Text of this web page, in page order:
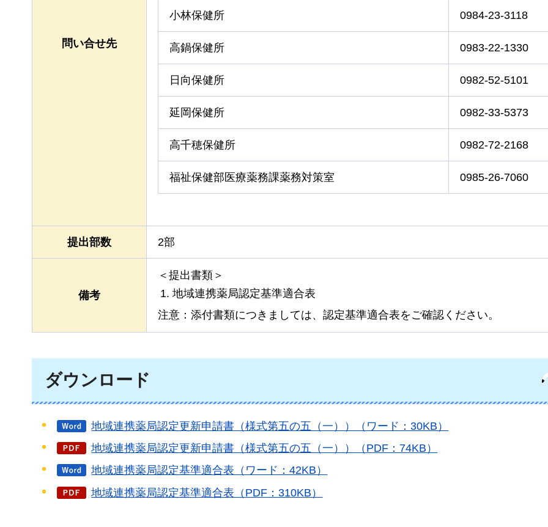
問い合せ先
小林保健所 0984-23-3118
高鍋保健所 0983-22-1330
日向保健所 0982-52-5101
延岡保健所 0982-33-5373
高千穂保健所 0982-72-2168
福祉保健部医療薬務課薬務対策室 0985-26-7060
提出部数 2部
備考
＜提出書類＞
地域連携薬局認定基準適合表
注意：添付書類につきましては、認定基準適合表をご確認ください。
ダウンロード
地域連携薬局認定更新申請書（様式第五の五（一））（ワード：30KB）
地域連携薬局認定更新申請書（様式第五の五（一））（PDF：74KB）
地域連携薬局認定基準適合表（ワード：42KB）
地域連携薬局認定基準適合表（PDF：310KB）